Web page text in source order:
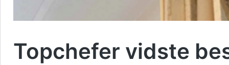
Topchefer vidste